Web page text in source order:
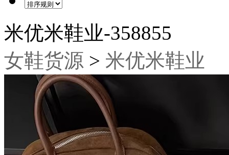
米优米鞋业-358855
女鞋货源 > 米优米鞋业